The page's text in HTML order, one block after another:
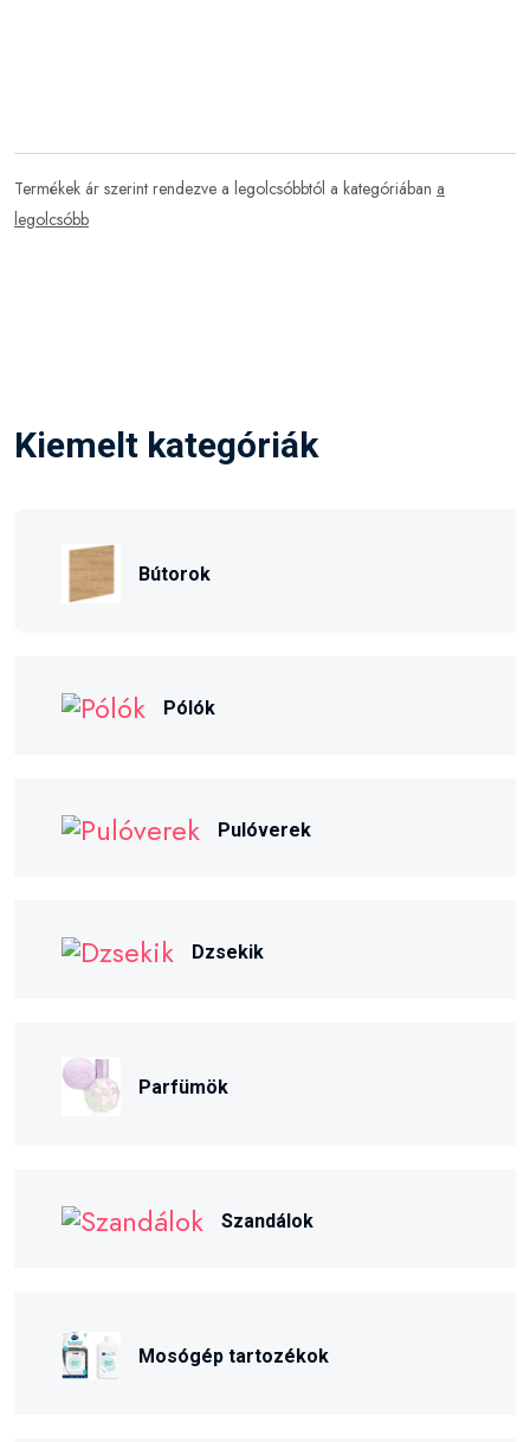
Termékek ár szerint rendezve a legolcsóbbtól a kategóriában a
legolcsóbb
Kiemelt kategóriák
Bútorok
Pólók
Pulóverek
Dzsekik
Parfümök
Szandálok
Mosógép tartozékok